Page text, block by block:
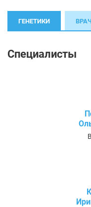
ГЕНЕТИКИ
Специалисты